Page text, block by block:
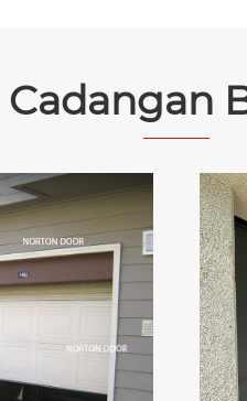
Cadangan